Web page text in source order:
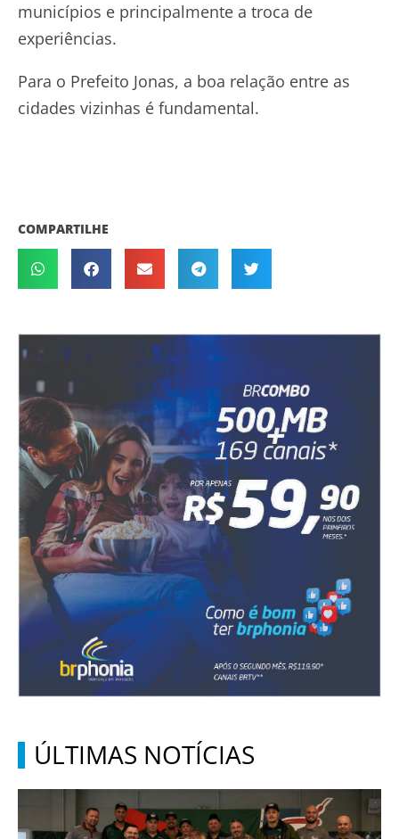
municípios e principalmente a troca de
experiências.
Para o Prefeito Jonas, a boa relação entre as
cidades vizinhas é fundamental.
COMPARTILHE
ÚLTIMAS NOTÍCIAS